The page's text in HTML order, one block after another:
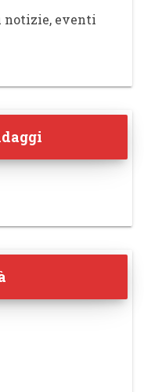
notizie, eventi